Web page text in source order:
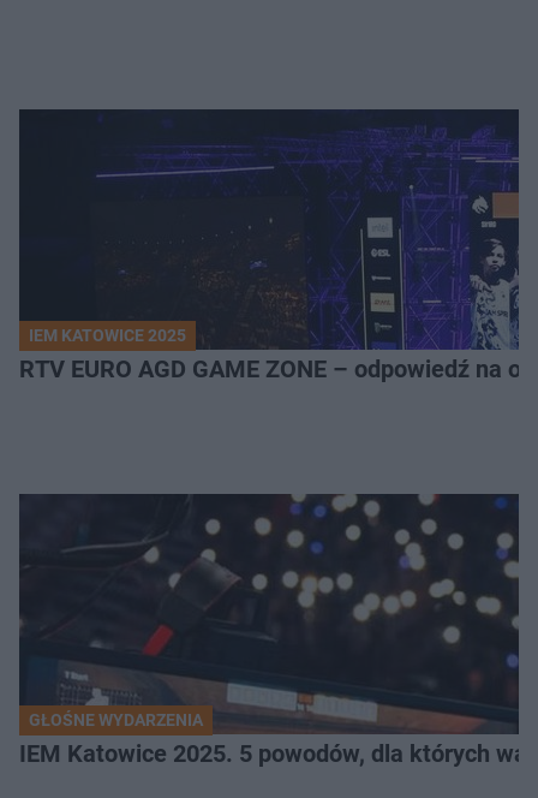
IEM KATOWICE 2025
RTV EURO AGD GAME ZONE – odpowiedź na
GŁOŚNE WYDARZENIA
IEM Katowice 2025. 5 powodów, dla których